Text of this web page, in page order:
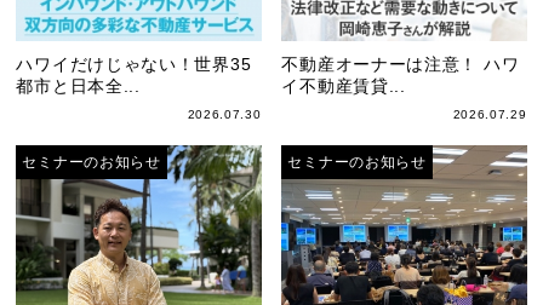
ハワイだけじゃない！世界35
都市と日本全...
2026.07.30
不動産オーナーは注意！ ハワ
イ不動産賃貸...
2026.07.29
セミナーのお知らせ セミナーのお知らせ